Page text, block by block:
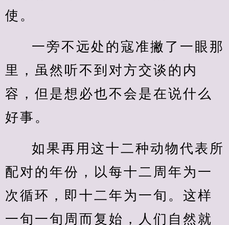
使。
一旁不远处的寇准撇了一眼那
里，虽然听不到对方交谈的内
容，但是想必也不会是在说什么
好事。
如果再用这十二种动物代表所
配对的年份，以每十二周年为一
次循环，即十二年为一旬。这样
一旬一旬周而复始，人们自然就